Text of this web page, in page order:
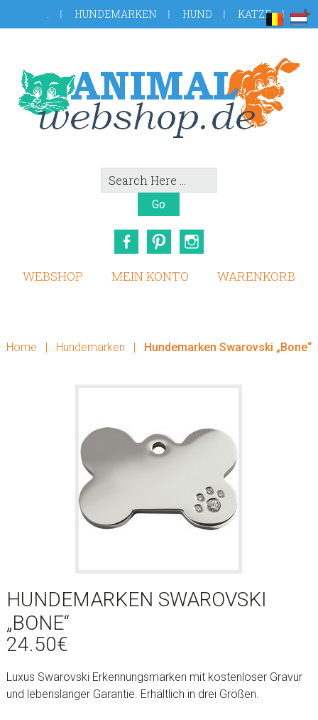
to
Fußzeile
. HUNDEMARKEN HUND KATZE
Search
Here
FacebookPinterest
WEBSHOP MEIN KONTO WARENKORB
Home | Hundemarken | Hundemarken Swarovski „Bone“
HUNDEMARKEN SWAROVSKI
„BONE“
24.50€
Luxus Swarovski Erkennungsmarken mit kostenloser Gravur
und lebenslanger Garantie. Erhältlich in drei Größen.